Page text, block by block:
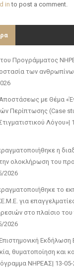
in to post a comment.
Προγράμματος
των
Αποστάσεως με Θέμα
Περίπτωσης (Case
Λόγου»|
η
ολοκλήρωση του
2026
το
για
στο πλαίσιο
2026
Εκδήλωση
θυματοποίηση και
ΝΗΡΕΑΣ| 13-05-